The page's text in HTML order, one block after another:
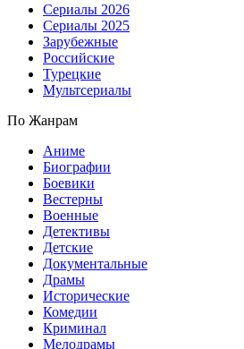
Сериалы 2026
Сериалы 2025
Зарубежные
Российские
Турецкие
Мультсериалы
По Жанрам
Аниме
Биографии
Боевики
Вестерны
Военные
Детективы
Детские
Документальные
Драмы
Исторические
Комедии
Криминал
Мелодрамы